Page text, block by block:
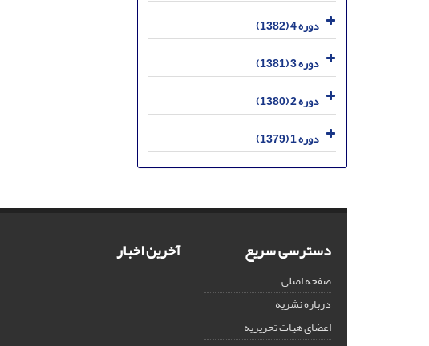
دوره 4 (1382)
دوره 3 (1381)
دوره 2 (1380)
دوره 1 (1379)
دسترسی سریع
صفحه اصلی
درباره نشریه
اعضای هیات تحریریه
آخرین اخبار